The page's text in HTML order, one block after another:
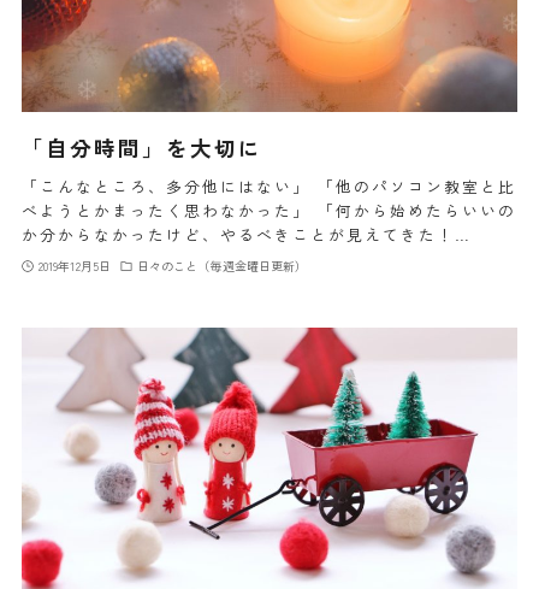
「自分時間」を大切に
「こんなところ、多分他にはない」 「他のパソコン教室と比
べようとかまったく思わなかった」 「何から始めたらいいの
か分からなかったけど、やるべきことが見えてきた！…
2019年12月5日 日々のこと（毎週金曜日更新）